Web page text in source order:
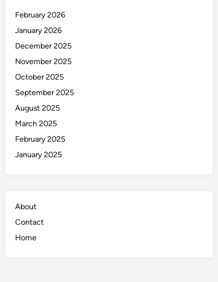
February 2026
January 2026
December 2025
November 2025
October 2025
September 2025
August 2025
March 2025
February 2025
January 2025
About
Contact
Home